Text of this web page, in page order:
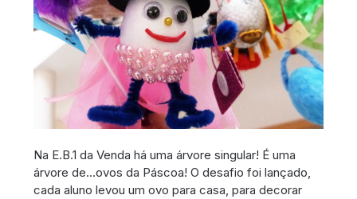
Na E.B.1 da Venda há uma árvore singular! É uma
árvore de…ovos da Páscoa! O desafio foi lançado,
cada aluno levou um ovo para casa, para decorar